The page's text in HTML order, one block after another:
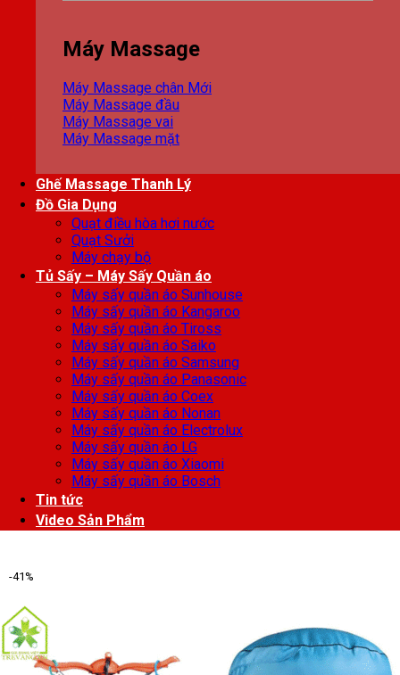
Máy Massage
Máy Massage chân
Máy Massage đầu
Máy Massage vai
Máy Massage mặt
Ghế Massage Thanh Lý
Đồ Gia Dụng
Quạt điều hòa hơi nước
Quạt Sưởi
Máy chạy bộ
Tủ Sấy – Máy Sấy Quần áo
Máy sấy quần áo Sunhouse
Máy sấy quần áo Kangaroo
Máy sấy quần áo Tiross
Máy sấy quần áo Saiko
Máy sấy quần áo Samsung
Máy sấy quần áo Panasonic
Máy sấy quần áo Coex
Máy sấy quần áo Nonan
Máy sấy quần áo Electrolux
Máy sấy quần áo LG
Máy sấy quần áo Xiaomi
Máy sấy quần áo Bosch
Tin tức
Video Sản Phẩm
-41%